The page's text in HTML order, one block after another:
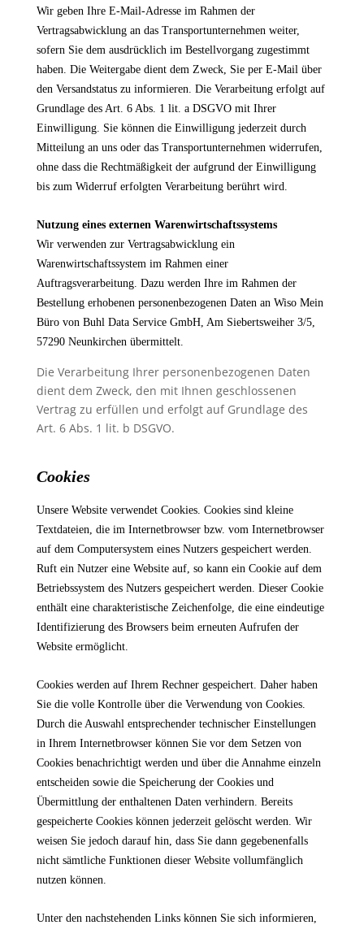
Wir geben Ihre E-Mail-Adresse im Rahmen der
Vertragsabwicklung an das Transportunternehmen weiter,
sofern Sie dem ausdrücklich im Bestellvorgang zugestimmt
haben. Die Weitergabe dient dem Zweck, Sie per E-Mail über
den Versandstatus zu informieren. Die Verarbeitung erfolgt auf
Grundlage des Art. 6 Abs. 1 lit. a DSGVO mit Ihrer
Einwilligung. Sie können die Einwilligung jederzeit durch
Mitteilung an uns oder das Transportunternehmen widerrufen,
ohne dass die Rechtmäßigkeit der aufgrund der Einwilligung
bis zum Widerruf erfolgten Verarbeitung berührt wird.
Nutzung eines externen Warenwirtschaftssystems
Wir verwenden zur Vertragsabwicklung ein
Warenwirtschaftssystem im Rahmen einer
Auftragsverarbeitung. Dazu werden Ihre im Rahmen der
Bestellung erhobenen personenbezogenen Daten an Wiso Mein
Büro von Buhl Data Service GmbH, Am Siebertsweiher 3/5,
57290 Neunkirchen übermittelt.
Die Verarbeitung Ihrer personenbezogenen Daten
dient dem Zweck, den mit Ihnen geschlossenen
Vertrag zu erfüllen und erfolgt auf Grundlage des
Art. 6 Abs. 1 lit. b DSGVO.
Cookies
Unsere Website verwendet Cookies. Cookies sind kleine
Textdateien, die im Internetbrowser bzw. vom Internetbrowser
auf dem Computersystem eines Nutzers gespeichert werden.
Ruft ein Nutzer eine Website auf, so kann ein Cookie auf dem
Betriebssystem des Nutzers gespeichert werden. Dieser Cookie
enthält eine charakteristische Zeichenfolge, die eine eindeutige
Identifizierung des Browsers beim erneuten Aufrufen der
Website ermöglicht.
Cookies werden auf Ihrem Rechner gespeichert. Daher haben
Sie die volle Kontrolle über die Verwendung von Cookies.
Durch die Auswahl entsprechender technischer Einstellungen
in Ihrem Internetbrowser können Sie vor dem Setzen von
Cookies benachrichtigt werden und über die Annahme einzeln
entscheiden sowie die Speicherung der Cookies und
Übermittlung der enthaltenen Daten verhindern. Bereits
gespeicherte Cookies können jederzeit gelöscht werden. Wir
weisen Sie jedoch darauf hin, dass Sie dann gegebenenfalls
nicht sämtliche Funktionen dieser Website vollumfänglich
nutzen können.
Unter den nachstehenden Links können Sie sich informieren,